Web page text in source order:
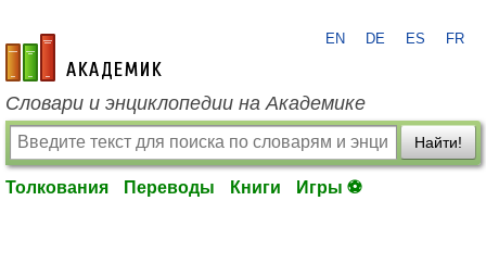
academic.ru
EN DE ES FR
Словари и энциклопедии на Академике
Найти!
Толкования Переводы Книги Игры ⚽